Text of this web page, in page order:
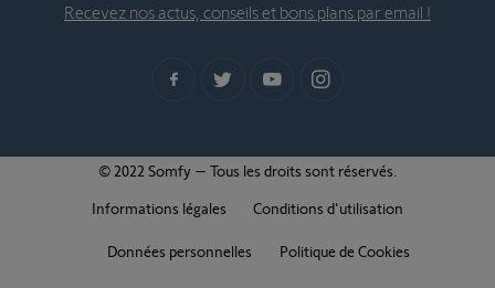
Recevez nos actus, conseils et bons plans par email !
© 2022 Somfy – Tous les droits sont réservés.
Informations légales
Conditions d'utilisation
Données personnelles Politique de Cookies